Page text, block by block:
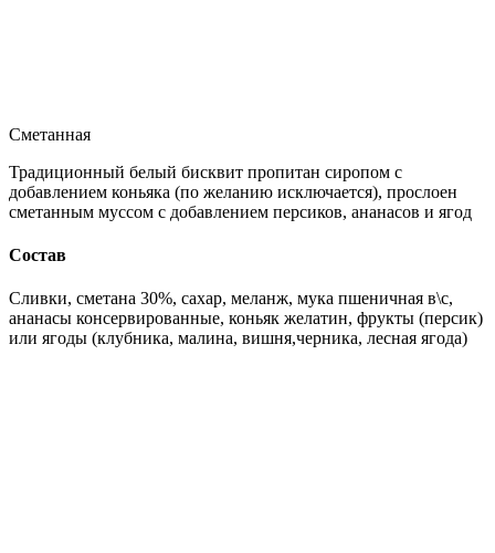
Сметанная
Традиционный белый бисквит пропитан сиропом с
добавлением коньяка (по желанию исключается), прослоен
сметанным муссом с добавлением персиков, ананасов и ягод
Состав
Сливки, сметана 30%, сахар, меланж, мука пшеничная в\с,
ананасы консервированные, коньяк желатин, фрукты (персик)
или ягоды (клубника, малина, вишня,черника, лесная ягода)